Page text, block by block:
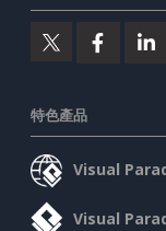
特色產品
Visual
Visual